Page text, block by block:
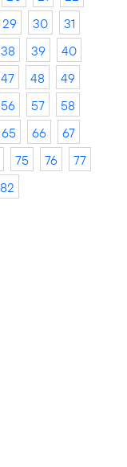
29 30
31
38 39
40
47 48
49
56 57
58
65 66
67
75 76
77
82